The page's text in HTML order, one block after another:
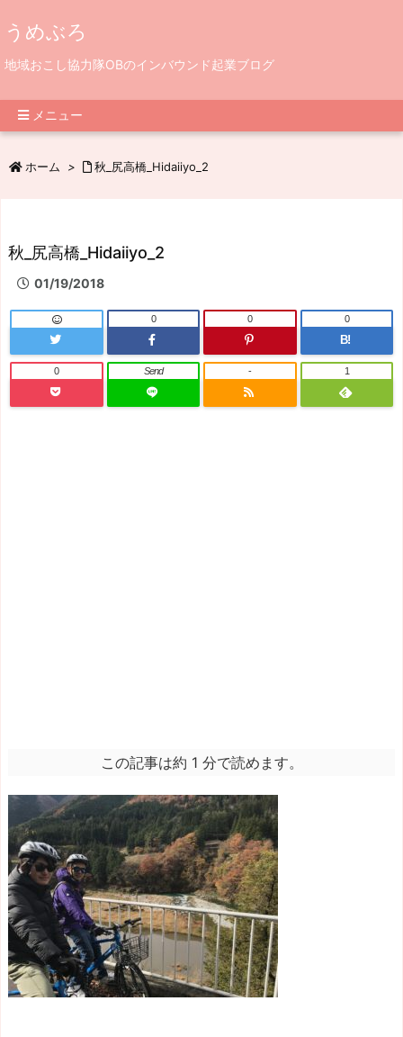
うめぶろ
地域おこし協力隊OBのインバウンド起業ブログ
メニュー
ホーム > 秋_尻高橋_Hidaiiyo_2
秋_尻高橋_Hidaiiyo_2
01/19/2018
0 0
B!
0
0 Send - 1
この記事は約 1 分で読めます。